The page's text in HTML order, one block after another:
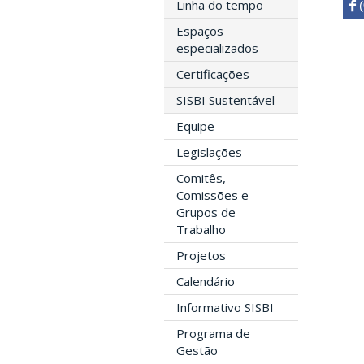
Linha do tempo
Espaços
especializados
Certificações
SISBI Sustentável
Equipe
Legislações
Comitês,
Comissões e
Grupos de
Trabalho
Projetos
Calendário
Informativo SISBI
Programa de
Gestão
